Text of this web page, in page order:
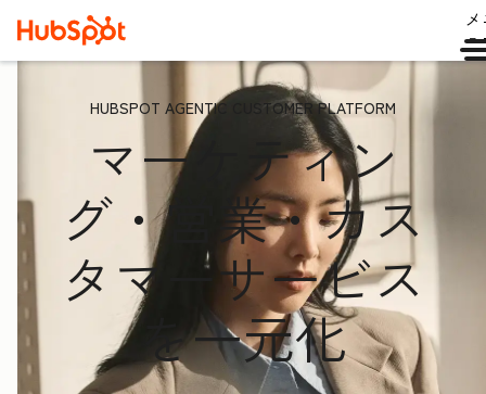
HUBSPOT AGENTIC CUSTOMER PLATFORM
マーケティン
グ・営業・カス
タマーサービス
を一元化